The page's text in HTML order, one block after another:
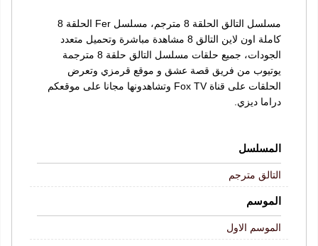
مسلسل التالق الحلقة 8 مترجم، مسلسل Fer الحلقة 8
كاملة اون لاين التالق 8 مشاهدة مباشرة وتحميل متعدد
الجودات، جميع حلقات مسلسل التالق حلقة 8 مترجمة
يوتيوب من فريق قصة عشق و موقع قرمزي وتعرض
الحلقات على قناة Fox TV وتشاهدونها مجانا على موقعكم
دراما ديزي.
المسلسل
التالق مترجم
الموسم
الموسم الاول